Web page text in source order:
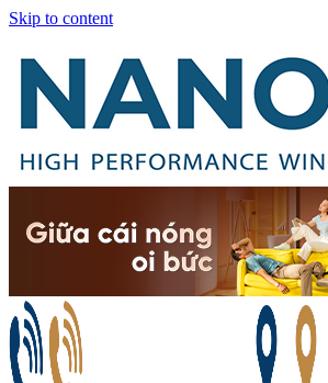
Skip to content